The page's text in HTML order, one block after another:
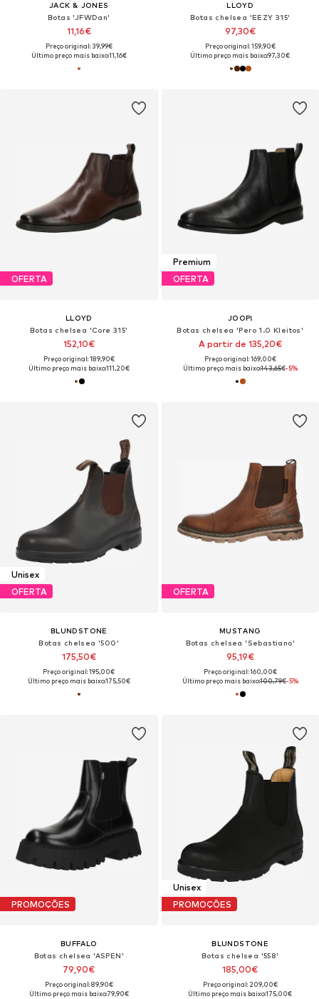
JACK & JONES
Botas 'JFWDan'
11,16€
Preço original: 39,99€
Último preço mais baixo:11,16€
LLOYD
Botas chelsea 'EEZY 315'
97,30€
Preço original: 159,90€
Último preço mais baixo:97,30€
OFERTA
LLOYD
Botas chelsea 'Core 315'
152,10€
Preço original: 189,90€
Último preço mais baixo:111,20€
Premium
OFERTA
JOOP!
Botas chelsea 'Pero 1.0 Kleitos'
A partir de 135,20€
Preço original: 169,00€
Último preço mais baixo:143,65€-5%
Unisex
OFERTA
BLUNDSTONE
Botas chelsea '500'
175,50€
Preço original: 195,00€
Último preço mais baixo:175,50€
OFERTA
MUSTANG
Botas chelsea 'Sebastiano'
95,19€
Preço original: 160,00€
Último preço mais baixo:100,79€-5%
PROMOÇÕES
BUFFALO
Botas chelsea 'ASPEN'
79,90€
Preço original: 89,90€
Último preço mais baixo:79,90€
Unisex
PROMOÇÕES
BLUNDSTONE
Botas chelsea '558'
185,00€
Preço original: 209,00€
Último preço mais baixo:175,00€